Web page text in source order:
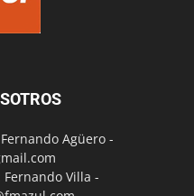
Agüero -
Villa -